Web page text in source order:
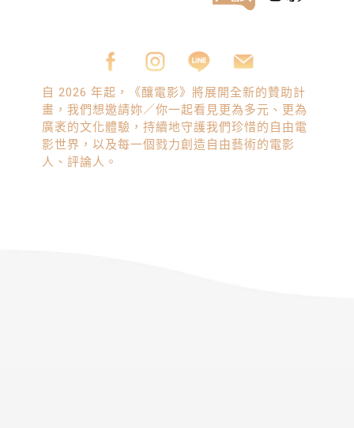
自 2026 年起，《釀電影》將展開全新的贊助計
畫，我們想邀請妳／你一起看見更為多元、更為
廣袤的文化體驗，持續地守護我們珍惜的自由電
影世界，以及每一個戮力創造自由藝術的電影
人、評論人。